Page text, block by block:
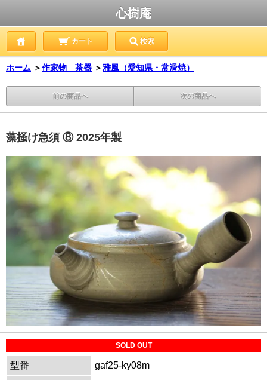
心樹庵
カート 検索
ホーム ＞作家物 茶器 ＞雅風（愛知県・常滑焼）
前の商品へ 次の商品へ
藻掻け急須 ⑧ 2025年製
SOLD OUT
型番
gaf25-ky08m